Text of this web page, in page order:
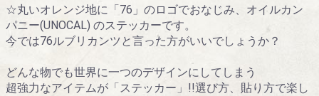
☆丸いオレンジ地に「76」のロゴでおなじみ、オイルカン
パニー(UNOCAL) のステッカーです。
今では76ルブリカンツと言った方がいいでしょうか？
どんな物でも世界に一つのデザインにしてしまう
超強力なアイテムが「ステッカー」!!選び方、貼り方で楽し